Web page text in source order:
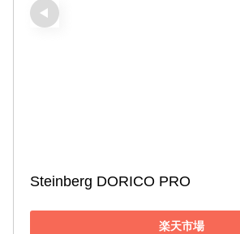
Steinberg DORICO PRO
楽天市場